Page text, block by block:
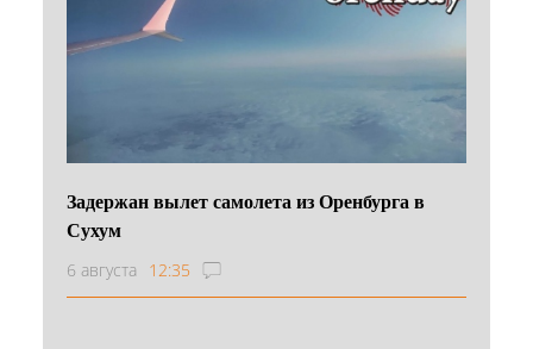
Задержан вылет самолета из Оренбурга в
Сухум
6 августа 12:35